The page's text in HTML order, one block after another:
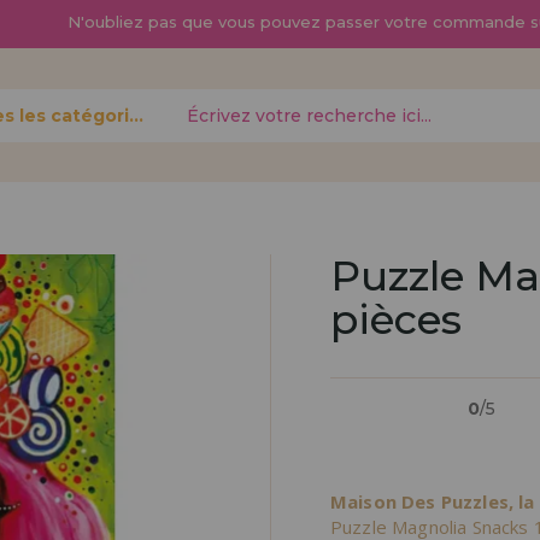
N'oubliez pas que vous pouvez passer votre commande
Je veux
distribution.
Toutes les catégories
Puzzle
pièces
0/5
Maison Des Puzzles,
Puzzle Magnolia